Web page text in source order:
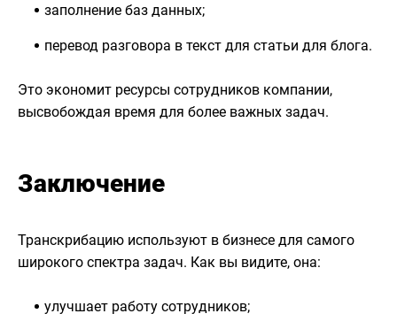
заполнение баз данных;
перевод разговора в текст для статьи для блога.
Это экономит ресурсы сотрудников компании,
высвобождая время для более важных задач.
Заключение
Транскрибацию используют в бизнесе для самого
широкого спектра задач. Как вы видите, она:
улучшает работу сотрудников;